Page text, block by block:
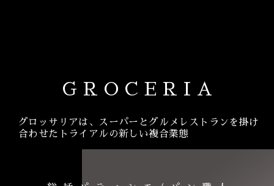
GROCERIA
グロッサリアは、スーパーとグルメレストランを掛け
合わせたトライアルの新しい複合業態